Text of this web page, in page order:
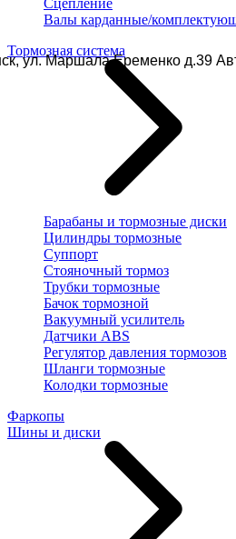
ул. Маршала Еременко д.39
Сцепление
Валы карданные/
Тормозная система
Барабаны и тормозные диски
Цилиндры тормозные
Суппорт
Стояночный тормоз
Трубки тормозные
Бачок тормозной
Вакуумный усилитель
Датчики ABS
Регулятор давления тормозов
Шланги тормозные
Колодки тормозные
Фаркопы
Шины и диски